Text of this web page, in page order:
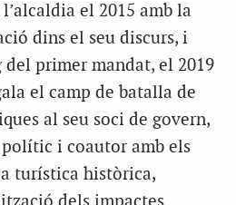
el 2015 amb la
dins el seu discurs, i
primer mandat, el 2019
el camp de batalla de
al seu soci de govern,
polític i coautor amb els
turística històrica,